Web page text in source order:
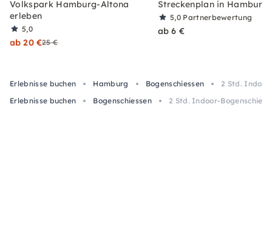
Volkspark Hamburg-Altona
erleben
5,0
ab 20 €25 €
Streckenplan in Hamburg
5,0 Partnerbewertung
ab 6 €
Erlebnisse buchen Hamburg Bogenschiessen
2 Std.
Erlebnisse buchen
Bogenschiessen 2 Std. Indoor-